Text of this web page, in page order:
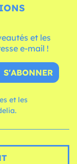
et les
e-mail !
S'ABONNER
et les